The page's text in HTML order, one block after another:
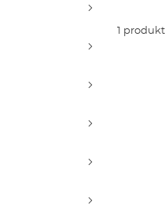
1 produkt